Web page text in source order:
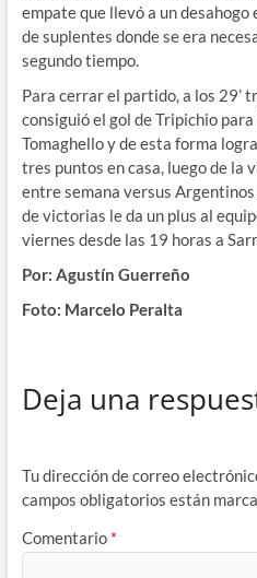
empate que llevó a un desahogo
de suplentes donde se era
segundo tiempo.
Para cerrar el partido, a los 29’
consiguió el gol de Tripichio
Tomaghello y de esta forma
tres puntos en casa, luego de la
entre semana versus
de victorias le da un plus al
viernes desde las 19 horas a
Por: Agustín Guerreño
Foto: Marcelo Peralta
Deja una
Tu dirección de correo
campos obligatorios están
Comentario *